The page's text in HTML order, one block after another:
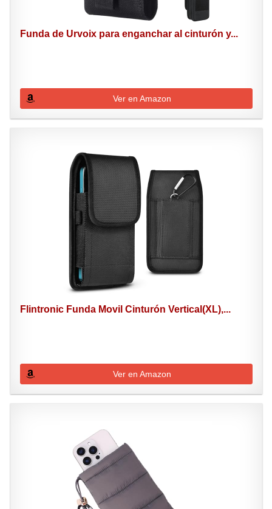
Funda de Urvoix para enganchar al cinturón y...
Ver en Amazon
Flintronic Funda Movil Cinturón Vertical(XL),...
Ver en Amazon